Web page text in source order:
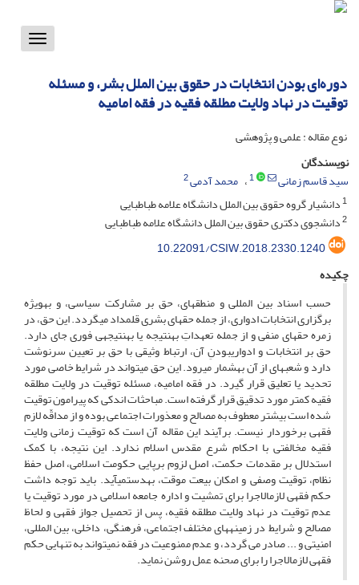
Toggle
دوره‌ای بودن انتخابات در حقوق بین الملل بشر، و مسئله
توقیت در نهاد ولایت مطلقه فقیه در فقه امامیه
نوع مقاله : علمی و پژوهشی
نویسندگان
سید قاسم زمانی
1 محمد آدمی2
1دانشیار گروه حقوق بین الملل دانشگاه علامه طباطبایی
2دانشجوی دکتری حقوق بین الملل دانشگاه علامه طباطبایی
10.22091/CSIW.2018.2330.1240
چکیده
حسب اسناد بین المللی و منطقه­ای، حق بر مشارکت سیاسی، و به­ویژه
برگزاری انتخابات ادواری، از جمله حق­های بشری قلمداد می­گردد. این حق، در
زمره حق­های منفی و از جمله تعهداتِ به­نتیجه یا به­نتیجه­ی فوری جای دارد.
حق بر انتخابات و ادواری­بودنِ آن، ارتباط وثیقی با حق بر تعیین سرنوشت
دارد و شعبه­ای از آن به­شمار می­رود. این حق می­تواند در شرایط خاصی مورد
تحدید یا تعلیق قرار گیرد. در فقه امامیه، مسئله توقیت در ولایت مطلقه
فقیه کمتر مورد تدقیق قرار گرفته است. مباحثات اندکی که پیرامون توقیت
شده است بیشتر معطوف به مصالح و معذورات اجتماعی بوده و از مداقّه لازم
فقهی برخوردار نیست. برآیند این مقاله آن است که توقیت زمانی ولایت
فقیه مخالفتی با احکام شرع مقدس اسلام ندارد. این نتیجه، با کمک
استدلال بر مقدمات حکمت، اصل لزوم برپایی حکومت اسلامی، اصل حفظ
نظام، توقیت وصفی و امکان بیعت موقت، به­دست­می­آید. باید توجه داشت
حکم فقهی لازم­الاجرا برای تمشیت و اداره جامعه اسلامی در مورد توقیت یا
عدم توقیت در نهاد ولایت مطلقه فقیه، پس از تحصیل جواز فقهی و لحاظ
مصالح و شرایط در زمینه­های مختلف اجتماعی، فرهنگی، داخلی، بین المللی،
امنیتی و ... صادر می گردد، و عدم ممنوعیت در فقه نمی­تواند به تنهایی حکم
فقهی لازم­الاجرا را برای صحنه عمل روشن نماید.